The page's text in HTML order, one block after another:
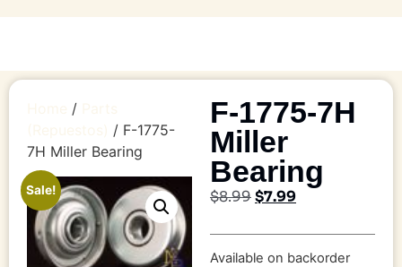
/
/ F-1775-
7H Miller Bearing
Sale!
F-1775-7H
Miller
Bearing
$8.99$7.99
Available on backorder